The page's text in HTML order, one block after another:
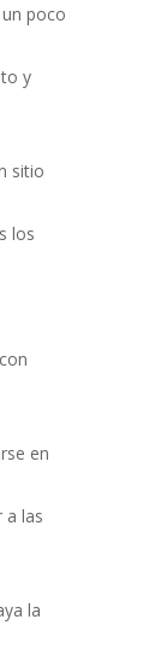
poco
y
sitio
los
en
a las
la